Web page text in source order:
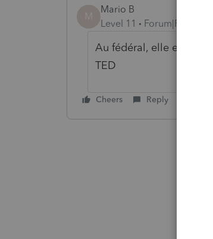
M
Mario B
Level 11
Au fédéral, elle est
TED
Cheers Reply